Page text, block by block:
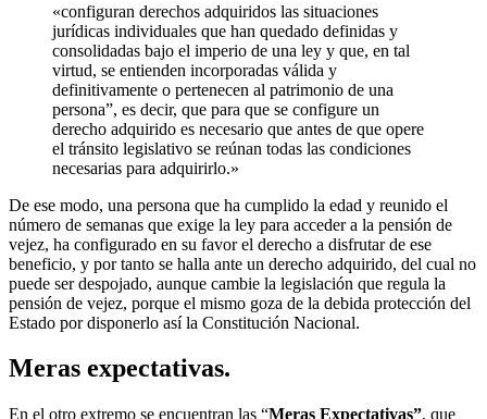
«configuran derechos adquiridos las situaciones
jurídicas individuales que han quedado definidas y
consolidadas bajo el imperio de una ley y que, en tal
virtud, se entienden incorporadas válida y
definitivamente o pertenecen al patrimonio de una
persona”, es decir, que para que se configure un
derecho adquirido es necesario que antes de que opere
el tránsito legislativo se reúnan todas las condiciones
necesarias para adquirirlo.»
De ese modo, una persona que ha cumplido la edad y reunido el
número de semanas que exige la ley para acceder a la pensión de
vejez, ha configurado en su favor el derecho a disfrutar de ese
beneficio, y por tanto se halla ante un derecho adquirido, del cual no
puede ser despojado, aunque cambie la legislación que regula la
pensión de vejez, porque el mismo goza de la debida protección del
Estado por disponerlo así la Constitución Nacional.
Meras expectativas.
En el otro extremo se encuentran las “Meras Expectativas”, que